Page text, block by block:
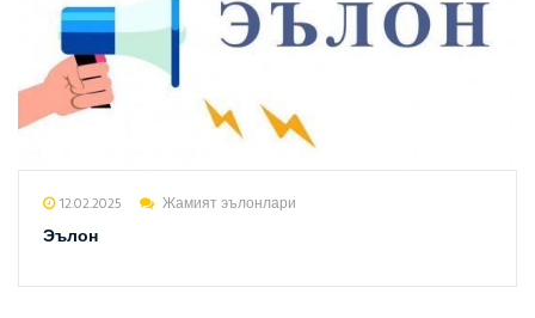
12.02.2025 Жамият эълонлари
Эълон